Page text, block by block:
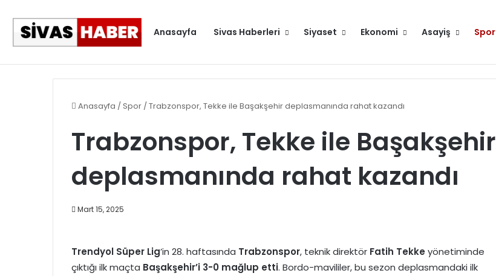
Anasayfa Sivas Haberleri Siyaset Ekonomi Asayiş Spor
Gündem Gıda işletmelerine karekod zorunluluğu geldi
Anasayfa /Spor /Trabzonspor, Tekke ile Başakşehir deplasmanında rahat kazandı
Trabzonspor, Tekke ile Başakşehir
deplasmanında rahat kazandı
Mart 15, 2025
Trendyol Süper Lig’in 28. haftasında Trabzonspor, teknik direktör Fatih Tekkeyönetiminde
çıktığı ilk maçta Başakşehir’i 3-0 mağlup etti. Bordo-mavililer, bu sezon deplasmandaki ilk